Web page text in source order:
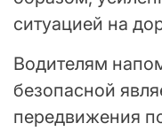
ситуацией на
Водителям
безопасной
передвижения